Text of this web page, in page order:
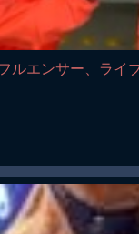
ルエンサー、ライ